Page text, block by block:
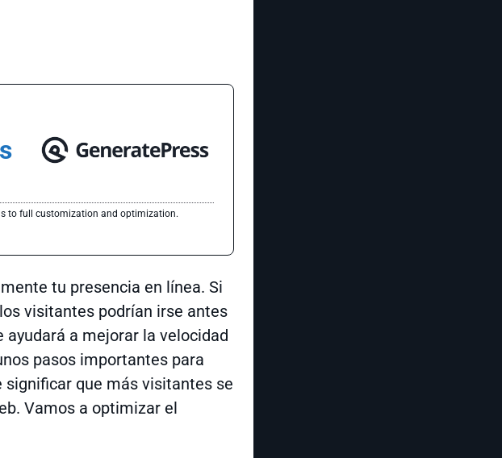
to full customization and optimization.
tu presencia en línea. Si
visitantes podrían irse antes
ayudará a mejorar la velocidad
pasos importantes para
significar que más visitantes se
Vamos a optimizar el